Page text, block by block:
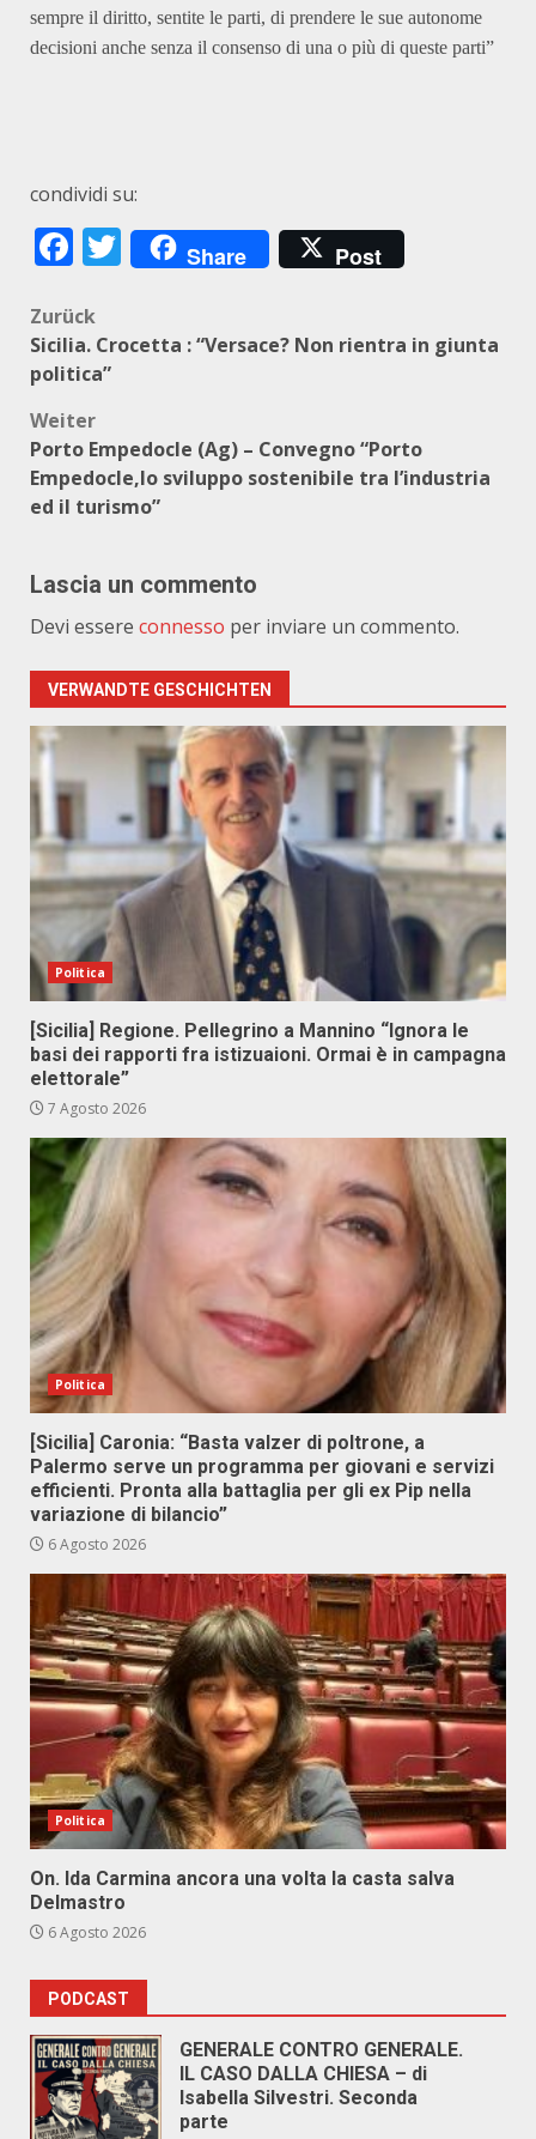
sempre il diritto, sentite le parti, di prendere le sue autonome
decisioni anche senza il consenso di una o più di queste parti”
condividi su:
Facebook
Twitter
Share Post
Beitragsnavigation
Zurück
Sicilia. Crocetta : “Versace? Non rientra in giunta
politica”
Weiter
Porto Empedocle (Ag) – Convegno “Porto
Empedocle,lo sviluppo sostenibile tra l’industria
ed il turismo”
Lascia un commento
Devi essere connesso per inviare un commento.
VERWANDTE GESCHICHTEN
Politica
[Sicilia] Regione. Pellegrino a Mannino “Ignora le
basi dei rapporti fra istizuaioni. Ormai è in campagna
elettorale”
7 Agosto 2026
Politica
[Sicilia] Caronia: “Basta valzer di poltrone, a
Palermo serve un programma per giovani e servizi
efficienti. Pronta alla battaglia per gli ex Pip nella
variazione di bilancio”
6 Agosto 2026
Politica
On. Ida Carmina ancora una volta la casta salva
Delmastro
6 Agosto 2026
PODCAST
GENERALE CONTRO GENERALE.
IL CASO DALLA CHIESA – di
Isabella Silvestri. Seconda
parte